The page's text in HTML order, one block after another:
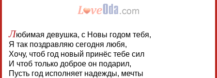
Любимая девушка, с Новы годом тебя,
Я так поздравляю сегодня любя,
Хочу, чтоб год новый принёс тебе сил
И чтоб только доброе он подарил,
Пусть год исполняет надежды, мечты